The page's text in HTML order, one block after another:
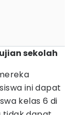
sekolah
ini dapat
kelas 6 di